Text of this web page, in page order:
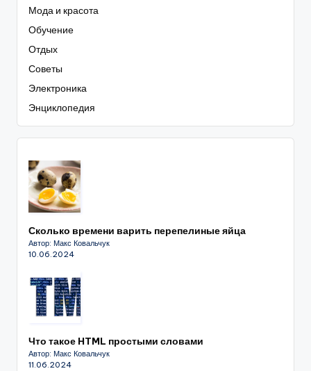
Мода и красота
Обучение
Отдых
Советы
Электроника
Энциклопедия
Сколько времени варить перепелиные яйца
Автор: Макс Ковальчук
10.06.2024
Что такое HTML простыми словами
Автор: Макс Ковальчук
11.06.2024